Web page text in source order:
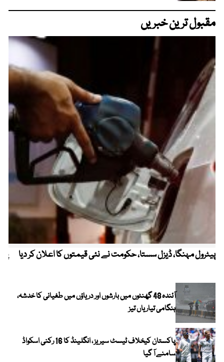
مقبول ترین خبریں
پیٹرول مہنگا، ڈیزل سستا، حکومت نے نئی قیمتوں کا اعلان کر دیا
آئندہ 48 گھنٹوں میں بارشوں اور دریاؤں میں طغیانی کا خدشہ،
ہنگامی تیاریاں تیز
پاکستان کیخلاف ٹیسٹ سیریز ، انگلینڈ کا 16 رکنی اسکواڈ
سامنے آ گیا